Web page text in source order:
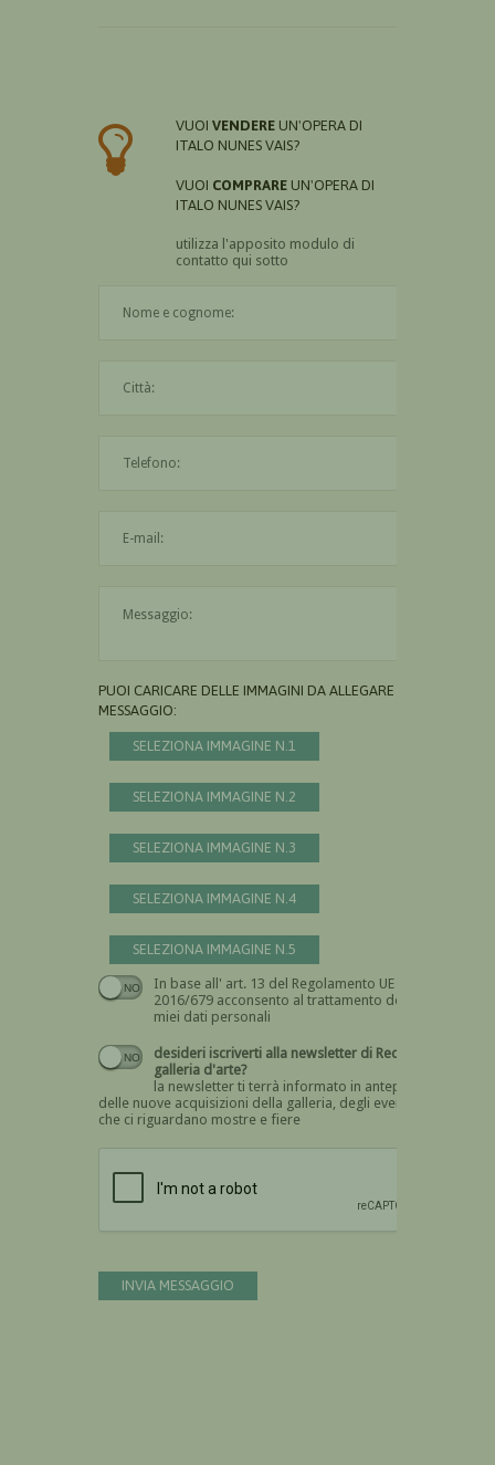
VUOI VENDERE UN'OPERA DI
ITALO NUNES VAIS?
VUOI COMPRARE UN'OPERA DI
ITALO NUNES VAIS?
utilizza l'apposito modulo di
contatto qui sotto
PUOI CARICARE DELLE IMMAGINI DA ALLEGARE AL
MESSAGGIO:
SELEZIONA IMMAGINE N.1
SELEZIONA IMMAGINE N.2
SELEZIONA IMMAGINE N.3
SELEZIONA IMMAGINE N.4
SELEZIONA IMMAGINE N.5
In base all' art. 13 del Regolamento UE n.
2016/679 acconsento al trattamento dei
miei dati personali
Devi dare il consenso
desideri iscriverti alla newsletter di Recta
galleria d'arte?
la newsletter ti terrà informato in anteprima
delle nuove acquisizioni della galleria, degli eventi
che ci riguardano mostre e fiere
INVIA MESSAGGIO